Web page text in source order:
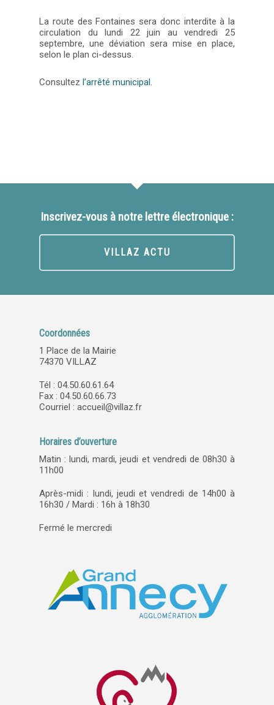
La route des Fontaines sera donc interdite à la
circulation du lundi 22 juin au vendredi 25
septembre, une déviation sera mise en place,
selon le plan ci-dessus.
Consultez l’arrêté municipal.
Inscrivez-vous à notre lettre électronique :
VILLAZ ACTU
Coordonnées
1 Place de la Mairie
74370 VILLAZ
Tél : 04.50.60.61.64
Fax : 04.50.60.66.73
Courriel : accueil@villaz.fr
Horaires d’ouverture
Matin : lundi, mardi, jeudi et vendredi de 08h30 à
11h00
Après-midi : lundi, jeudi et vendredi de 14h00 à
16h30 / Mardi : 16h à 18h30
Fermé le mercredi